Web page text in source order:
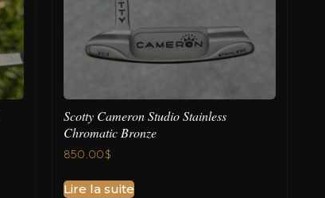
Scotty Cameron Studio Stainless
Chromatic Bronze
850.00$
Lire la suite